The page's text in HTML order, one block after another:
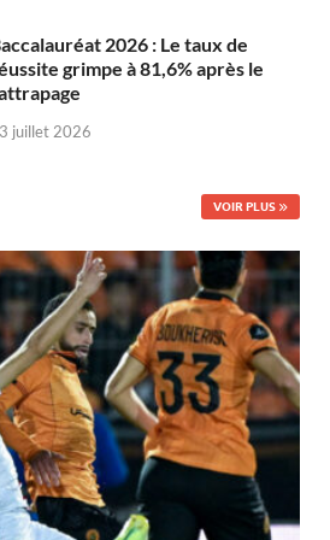
2026 : Le taux de
grimpe à 81,6% après le
juillet 2026
VOIR PLUS